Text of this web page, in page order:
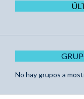
No hay grupos a